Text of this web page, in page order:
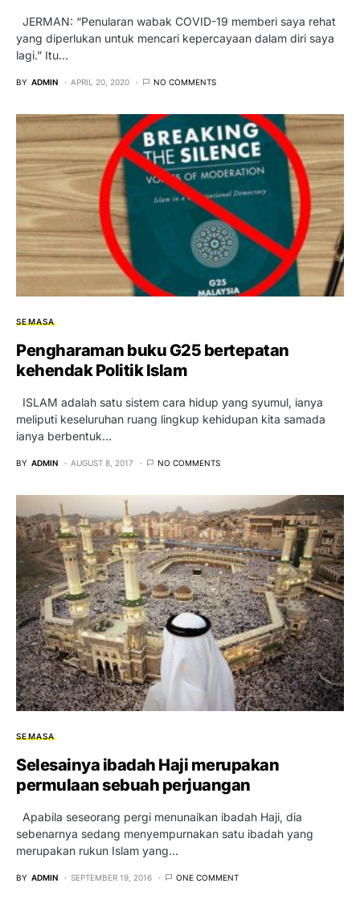
JERMAN: “Penularan wabak COVID-19 memberi saya rehat
yang diperlukan untuk mencari kepercayaan dalam diri saya
lagi.” Itu…
BY ADMIN APRIL 20, 2020 NO COMMENTS
SEMASA
Pengharaman buku G25 bertepatan
kehendak Politik Islam
ISLAM adalah satu sistem cara hidup yang syumul, ianya
meliputi keseluruhan ruang lingkup kehidupan kita samada
ianya berbentuk…
BY ADMIN AUGUST 8, 2017 NO COMMENTS
SEMASA
Selesainya ibadah Haji merupakan
permulaan sebuah perjuangan
Apabila seseorang pergi menunaikan ibadah Haji, dia
sebenarnya sedang menyempurnakan satu ibadah yang
merupakan rukun Islam yang…
BY ADMIN SEPTEMBER 19, 2016 ONE COMMENT